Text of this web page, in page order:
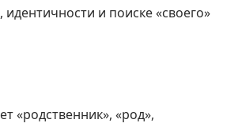
и поиске «своего»
«родственник», «род»,